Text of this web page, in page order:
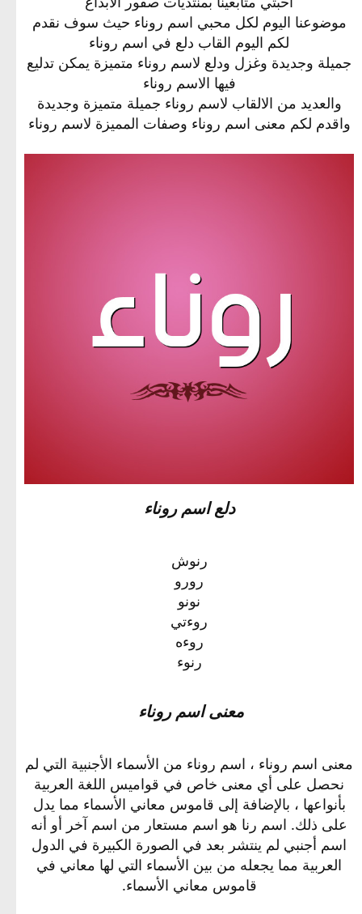
موضوعنا اليوم لكل محبي اسم روناء حيث سوف نقدم
لكم اليوم القاب دلع في اسم روناء
جميلة وجديدة وغزل ودلع لاسم روناء متميزة يمكن تدليع
فيها الاسم روناء
والعديد من الالقاب لاسم روناء جميلة متميزة وجديدة
واقدم لكم معنى اسم روناء وصفات المميزة لاسم روناء
دلع اسم روناء
رنوش
رورو
نونو
روءتي
روءه
رنوء
معنى اسم روناء
معنى اسم روناء ، اسم روناء من الأسماء الأجنبية التي لم
نحصل على أي معنى خاص في قواميس اللغة العربية
بأنواعها ، بالإضافة إلى قاموس معاني الأسماء مما يدل
على ذلك. اسم رنا هو اسم مستعار من اسم آخر أو أنه
اسم أجنبي لم ينتشر بعد في الصورة الكبيرة في الدول
العربية مما يجعله من بين الأسماء التي لها معاني في
قاموس معاني الأسماء.